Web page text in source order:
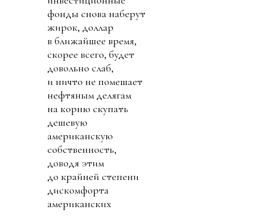
фонды снова наберут
жирок, доллар
в ближайшее время,
скорее всего, будет
довольно слаб,
и ничто не помешает
нефтяным делягам
на корню скупать
дешевую
американскую
собственность,
доводя этим
до крайней степени
дискомфорта
американских